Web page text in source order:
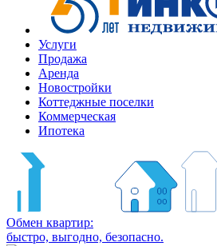
Услуги
Продажа
Аренда
Новостройки
Коттеджные поселки
Коммерческая
Ипотека
Обмен квартир:
быстро, выгодно, безопасно.